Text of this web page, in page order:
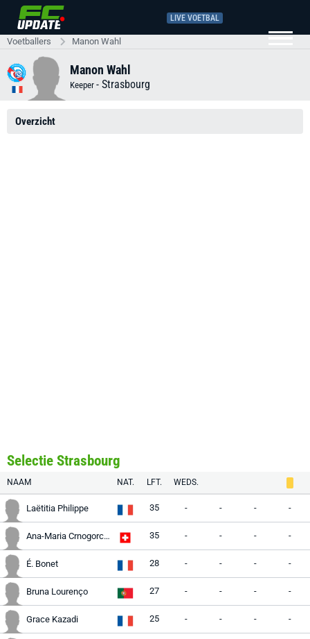
LIVE VOETBAL
Voetballers Manon Wahl
Manon Wahl
Keeper - Strasbourg
Overzicht
Selectie Strasbourg
NAAM NAT. LFT. WEDS.
Laëtitia Philippe 35 - - - -
Ana-Maria Crnogorcevic 35 - - - -
É. Bonet 28 - - - -
Bruna Lourenço 27 - - - -
Grace Kazadi 25 - - - -